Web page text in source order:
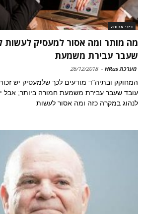
דיני עבודה
מה מותר ומה אסור למעסיק לעשות
שעבר עבירת משמעת
מערכת HRus -
26/12/2018
המחוקק ובתיה"ד מודעים לכך שלמעסיק יש
עובד שעבר עבירת משמעת חמורה ביותר; אבל
לנהוג במקרה כזה ומה אסור לעשות